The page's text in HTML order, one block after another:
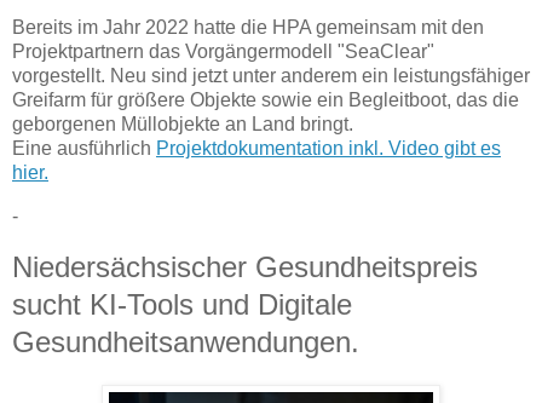
Bereits im Jahr 2022 hatte die HPA gemeinsam mit den
Projektpartnern das Vorgängermodell "SeaClear"
vorgestellt. Neu sind jetzt unter anderem ein leistungsfähiger
Greifarm für größere Objekte sowie ein Begleitboot, das die
geborgenen Müllobjekte an Land bringt.
Eine ausführlich Projektdokumentation inkl. Video gibt es
hier.
-
Niedersächsischer Gesundheitspreis
sucht KI-Tools und Digitale
Gesundheitsanwendungen.